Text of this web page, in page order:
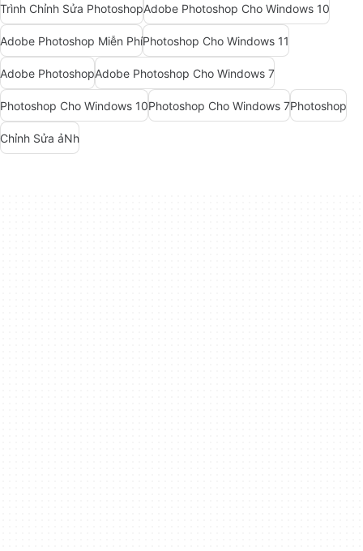
Trình Chỉnh Sửa PhotoshopAdobe Photoshop Cho Windows 10
Adobe Photoshop Miễn PhíPhotoshop Cho Windows 11
Adobe PhotoshopAdobe Photoshop Cho Windows 7
Photoshop Cho Windows 10Photoshop Cho Windows 7Photoshop
Chỉnh Sửa ảNh